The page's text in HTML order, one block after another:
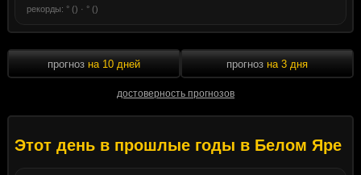
рекорды: ° () · ° ()
прогноз на 10 дней
достоверность прогнозов
прогноз на 3 дня
Этот день в прошлые годы в Белом Яре